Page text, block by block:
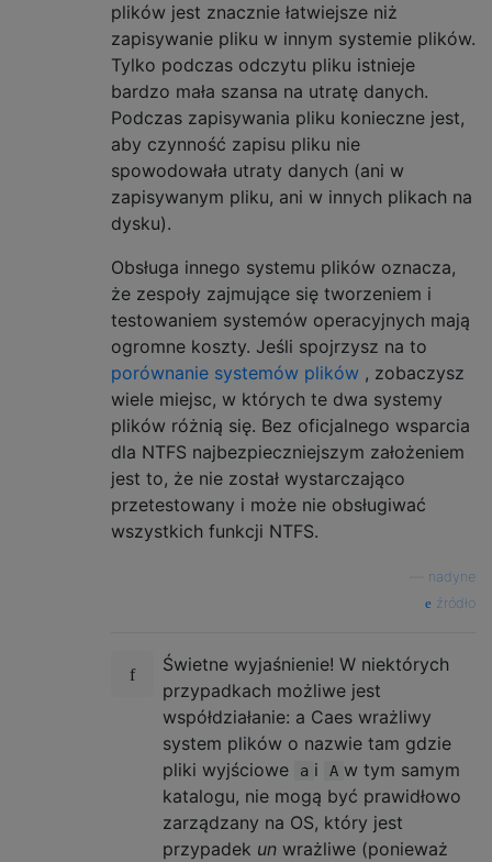
plików jest znacznie łatwiejsze niż
zapisywanie pliku w innym systemie plików.
Tylko podczas odczytu pliku istnieje
bardzo mała szansa na utratę danych.
Podczas zapisywania pliku konieczne jest,
aby czynność zapisu pliku nie
spowodowała utraty danych (ani w
zapisywanym pliku, ani w innych plikach na
dysku).
Obsługa innego systemu plików oznacza,
że ​​zespoły zajmujące się tworzeniem i
testowaniem systemów operacyjnych mają
ogromne koszty. Jeśli spojrzysz na to
porównanie systemów plików , zobaczysz
wiele miejsc, w których te dwa systemy
plików różnią się. Bez oficjalnego wsparcia
dla NTFS najbezpieczniejszym założeniem
jest to, że nie został wystarczająco
przetestowany i może nie obsługiwać
wszystkich funkcji NTFS.
nadyne
źródło
Świetne wyjaśnienie! W niektórych
przypadkach możliwe jest
współdziałanie: a Caes wrażliwy
system plików o nazwie tam gdzie
pliki wyjściowe
a i A w tym samym
katalogu, nie mogą być prawidłowo
zarządzany na OS, który jest
przypadek un wrażliwe (ponieważ